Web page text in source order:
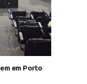
em Porto